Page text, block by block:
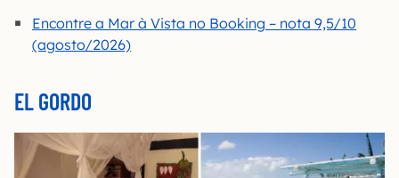
Encontre a Mar à Vista no Booking – nota 9,5/10
(agosto/2026)
EL GORDO